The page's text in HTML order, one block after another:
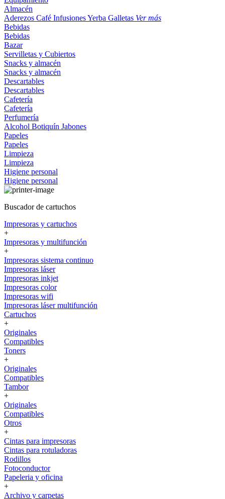
Almacén
Aderezos Café InfusionesYerba Galletas Ver más
Bebidas
Bebidas
Bazar
Servilletas y Cubiertos
Snacks y almacén
Snacks y almacén
Descartables
Descartables
Cafetería
Cafetería
Perfumería
Alcohol Botiquín Jabones
Papeles
Papeles
Limpieza
Limpieza
Higiene personal
Higiene personal
Buscador de cartuchos
Impresoras y cartuchos
+
Impresoras y multifunción
+
Impresoras sistema continuo
Impresoras láser
Impresoras inkjet
Impresoras color
Impresoras wifi
Impresoras láser multifunción
Cartuchos
+
Originales
Compatibles
Toners
+
Originales
Compatibles
Tambor
+
Originales
Compatibles
Otros
+
Cintas para impresoras
Cintas para rotuladoras
Rodillos
Fotoconductor
Papeleria y oficina
+
Archivo y carpetas